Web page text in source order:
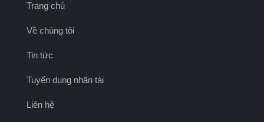
Trang chủ
Về chúng tôi
Tin tức
Tuyển dụng nhân tài
Liên hệ